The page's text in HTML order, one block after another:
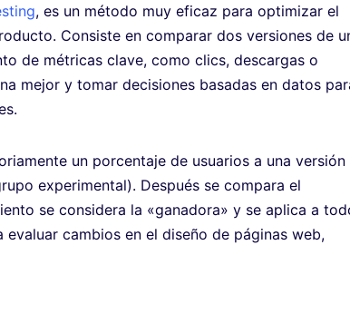
, es un método muy eficaz para optimizar el
Consiste en comparar dos versiones de
de métricas clave, como clics, descargas o
mejor y tomar decisiones basadas en datos
un porcentaje de usuarios a una versión
experimental). Después se compara el
se considera la «ganadora» y se aplica a
cambios en el diseño de páginas web,